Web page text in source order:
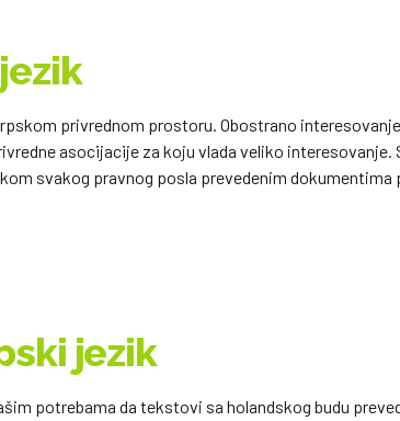
privrednom prostoru. Obostrano
asocijacije za koju vlada veliko interesovanje.
svakog pravnog posla prevedenim dokumentima
jezik
potrebama da tekstovi sa holandskog budu